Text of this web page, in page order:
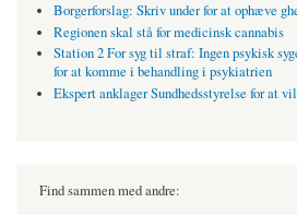
Borgerforslag: Skriv under for at ophæve
Regionen skal stå for medicinsk cannabis
Station 2 For syg til straf: Ingen psykisk
for at komme i behandling i psykiatrien
Ekspert anklager Sundhedsstyrelse for at
Find sammen med andre: